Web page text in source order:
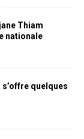
Thiam
nationale
quelques